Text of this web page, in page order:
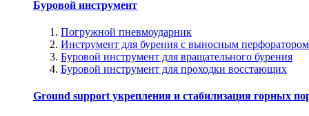
Буровой инструмент
Погружной пневмоударник
Инструмент для бурения с выносным перфоратором
Буровой инструмент для вращательного бурения
Буровой инструмент для проходки восстающих
Ground support укрепления и стабилизация горных